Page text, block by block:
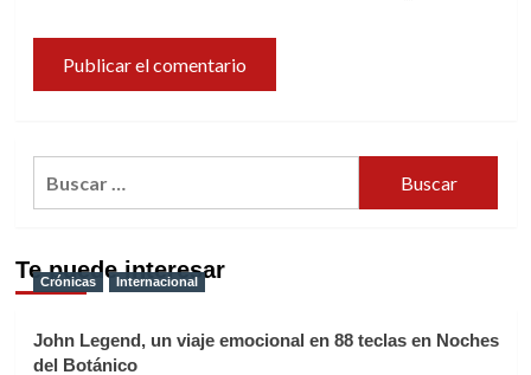
Te puede interesar
Crónicas Internacional
John Legend, un viaje emocional en 88 teclas en Noches
del Botánico